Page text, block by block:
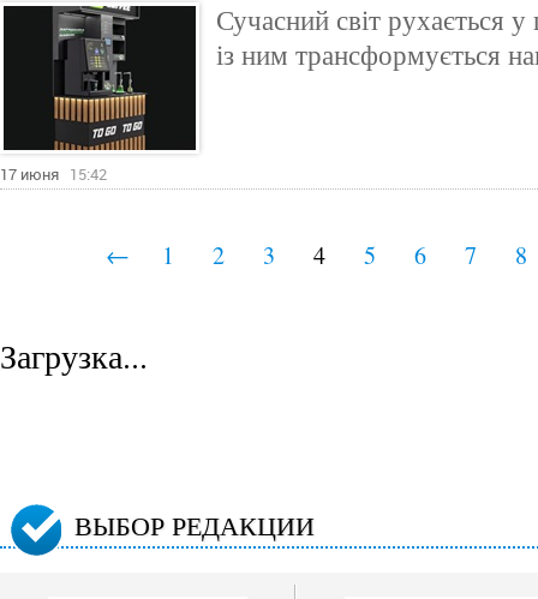
Сучасний світ рухається
із ним трансформується
17 июня 15:42
← 1 2 3 4 5 6 7 8
Загрузка...
ВЫБОР РЕДАКЦИИ